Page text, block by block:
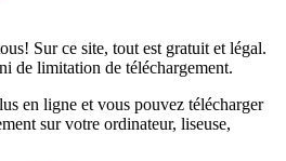
Sur ce site, tout est gratuit et légal.
de limitation de téléchargement.
en ligne et vous pouvez télécharger
sur votre ordinateur, liseuse,